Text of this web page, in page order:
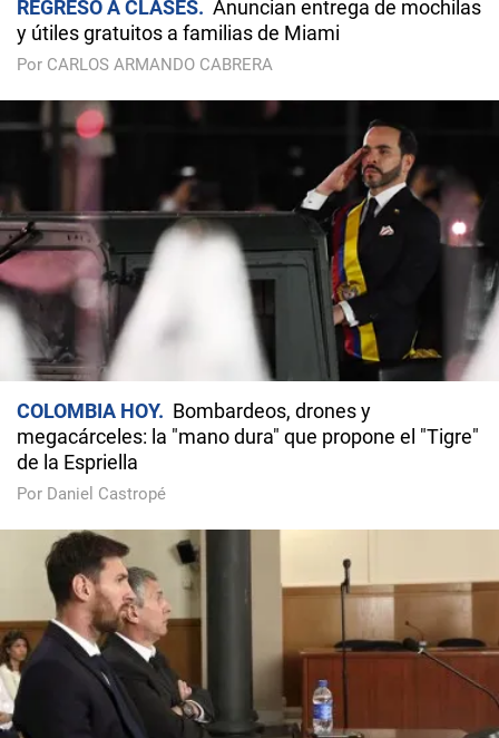
REGRESO A CLASES
Anuncian entrega de mochilas
y útiles gratuitos a familias de Miami
Por CARLOS ARMANDO CABRERA
COLOMBIA HOY
Bombardeos, drones y
megacárceles: la "mano dura" que propone el "Tigre"
de la Espriella
Por Daniel Castropé